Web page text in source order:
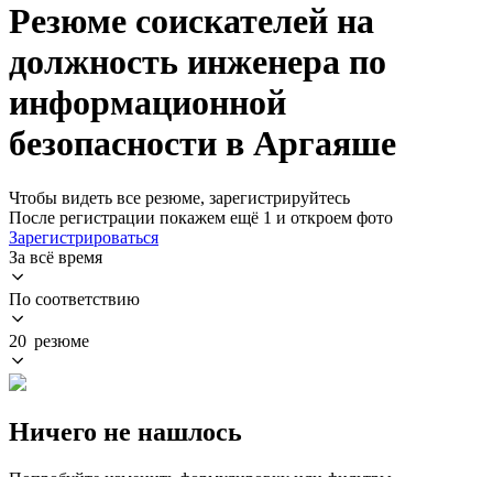
Резюме соискателей на
должность инженера по
информационной
безопасности в Аргаяше
Чтобы видеть все резюме, зарегистрируйтесь
После регистрации покажем ещё 1 и откроем фото
Зарегистрироваться
За всё время
По соответствию
20 резюме
Ничего не нашлось